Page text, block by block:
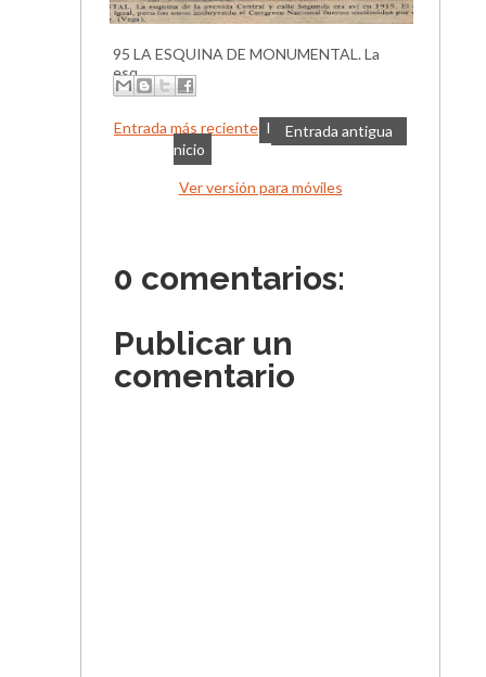
95 LA ESQUINA DE MONUMENTAL. La
esq...
Entrada más reciente Entrada antigua
I
nicio
Ver versión para móviles
0 comentarios:
Publicar un
comentario